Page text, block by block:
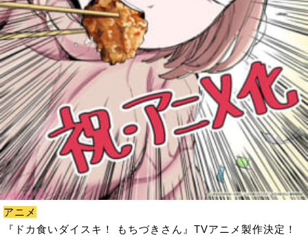
アニメ
『ドカ食いダイスキ！ もちづきさん』TVアニメ製作決定！